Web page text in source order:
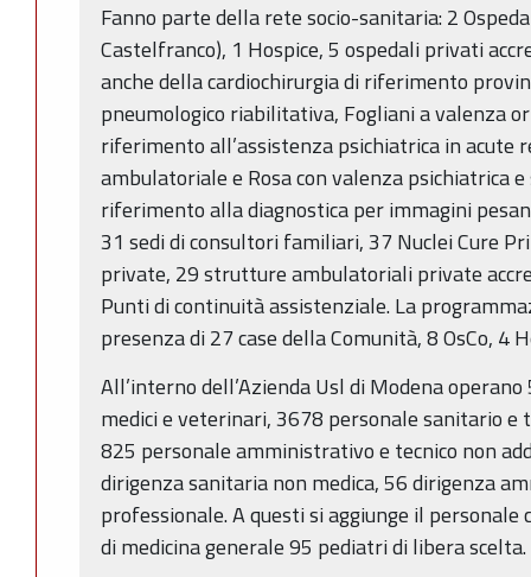
Fanno parte della rete socio-sanitaria: 2
Castelfranco), 1 Hospice, 5 ospedali privati
anche della cardiochirurgia di riferimento
pneumologico riabilitativa, Fogliani a valenza
riferimento all’assistenza psichiatrica in acute
ambulatoriale e Rosa con valenza psichiatrica
riferimento alla diagnostica per immagini
31 sedi di consultori familiari, 37 Nuclei Cure
private, 29 strutture ambulatoriali private
Punti di continuità assistenziale. La
presenza di 27 case della Comunità, 8 OsCo, 4
All’interno dell’Azienda Usl di Modena
medici e veterinari, 3678 personale sanitario e
825 personale amministrativo e tecnico non
dirigenza sanitaria non medica, 56 dirigenza
professionale. A questi si aggiunge il
di medicina generale 95 pediatri di libera scelta.